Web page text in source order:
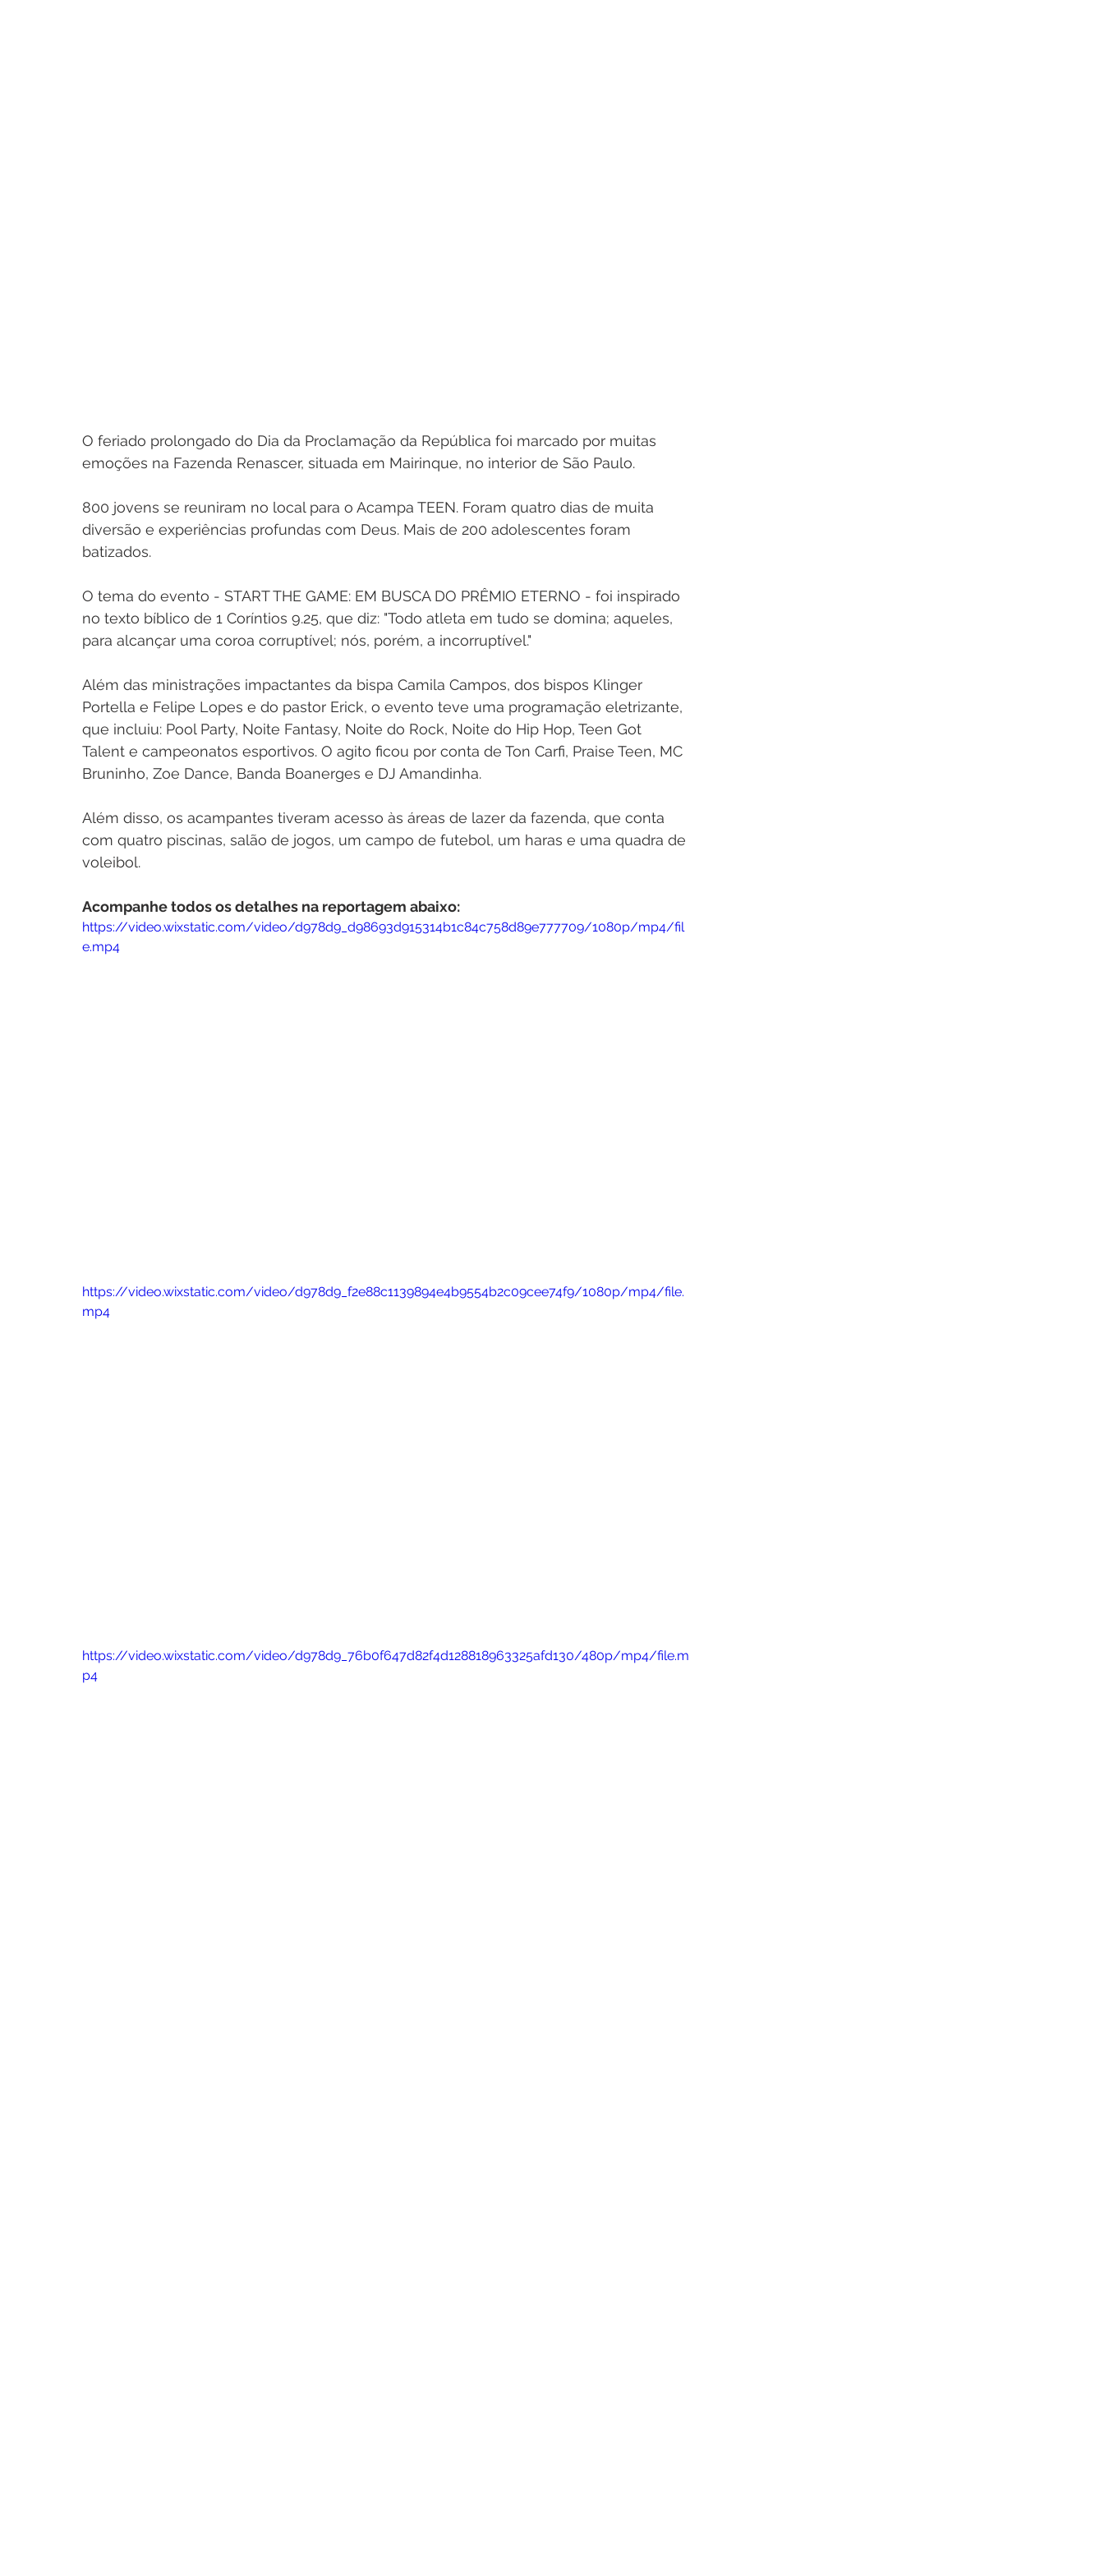
O feriado prolongado do Dia da Proclamação da República foi marcado por muitas
emoções na Fazenda Renascer, situada em Mairinque, no interior de São Paulo.
800 jovens se reuniram no local para o Acampa TEEN. Foram quatro dias de muita
diversão e experiências profundas com Deus. Mais de 200 adolescentes foram
batizados.
O tema do evento - START THE GAME: EM BUSCA DO PRÊMIO ETERNO - foi inspirado
no texto bíblico de 1 Coríntios 9.25, que diz: "Todo atleta em tudo se domina; aqueles,
para alcançar uma coroa corruptível; nós, porém, a incorruptível."
Além das ministrações impactantes da bispa Camila Campos, dos bispos Klinger
Portella e Felipe Lopes e do pastor Erick, o evento teve uma programação eletrizante,
que incluiu: Pool Party, Noite Fantasy, Noite do Rock, Noite do Hip Hop, Teen Got
Talent e campeonatos esportivos. O agito ficou por conta de Ton Carfi, Praise Teen, MC
Bruninho, Zoe Dance, Banda Boanerges e DJ Amandinha.
Além disso, os acampantes tiveram acesso às áreas de lazer da fazenda, que conta
com quatro piscinas, salão de jogos, um campo de futebol, um haras e uma quadra de
voleibol.
Acompanhe todos os detalhes na reportagem abaixo:
https://video.wixstatic.com/video/d978d9_d98693d915314b1c84c758d89e777709/1080p/mp4/fil
e.mp4
https://video.wixstatic.com/video/d978d9_f2e88c1139894e4b9554b2c09cee74f9/1080p/mp4/file.
mp4
https://video.wixstatic.com/video/d978d9_76b0f647d82f4d128818963325afd130/480p/mp4/file.m
p4